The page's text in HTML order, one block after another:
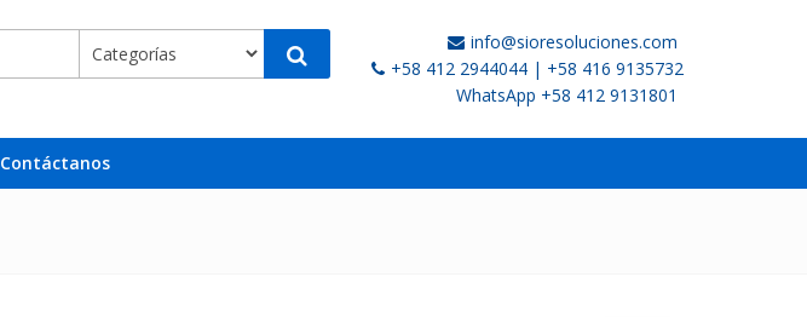
info@sioresoluciones.com
+58 412 2944044 | +58 416 9135732
WhatsApp +58 412 9131801
Contáctanos